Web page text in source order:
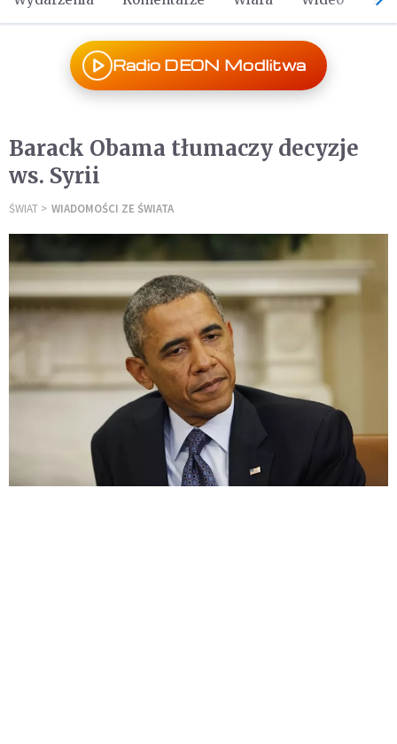
Radio DEON Modlitwa
Barack Obama tłumaczy decyzje
ws. Syrii
ŚWIAT WIADOMOŚCI ZE ŚWIATA